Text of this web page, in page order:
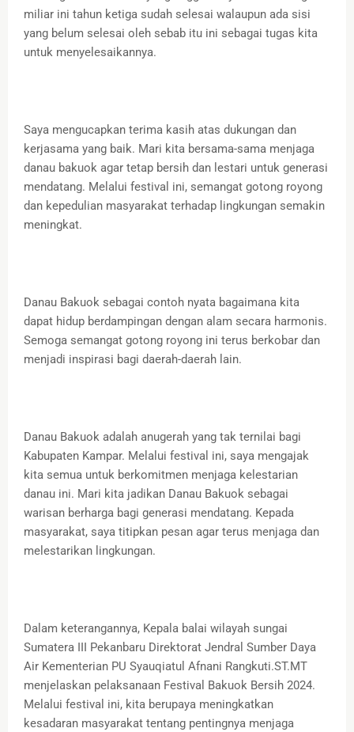
miliar ini tahun ketiga sudah selesai walaupun ada sisi
yang belum selesai oleh sebab itu ini sebagai tugas kita
untuk menyelesaikannya.
Saya mengucapkan terima kasih atas dukungan dan
kerjasama yang baik. Mari kita bersama-sama menjaga
danau bakuok agar tetap bersih dan lestari untuk generasi
mendatang. Melalui festival ini, semangat gotong royong
dan kepedulian masyarakat terhadap lingkungan semakin
meningkat.
Danau Bakuok sebagai contoh nyata bagaimana kita
dapat hidup berdampingan dengan alam secara harmonis.
Semoga semangat gotong royong ini terus berkobar dan
menjadi inspirasi bagi daerah-daerah lain.
Danau Bakuok adalah anugerah yang tak ternilai bagi
Kabupaten Kampar. Melalui festival ini, saya mengajak
kita semua untuk berkomitmen menjaga kelestarian
danau ini. Mari kita jadikan Danau Bakuok sebagai
warisan berharga bagi generasi mendatang. Kepada
masyarakat, saya titipkan pesan agar terus menjaga dan
melestarikan lingkungan.
Dalam keterangannya, Kepala balai wilayah sungai
Sumatera III Pekanbaru Direktorat Jendral Sumber Daya
Air Kementerian PU Syauqiatul Afnani Rangkuti.ST.MT
menjelaskan pelaksanaan Festival Bakuok Bersih 2024.
Melalui festival ini, kita berupaya meningkatkan
kesadaran masyarakat tentang pentingnya menjaga